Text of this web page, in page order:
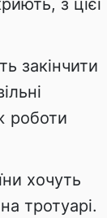
з цієї
закінчити
роботи
хочуть
тротуарі.